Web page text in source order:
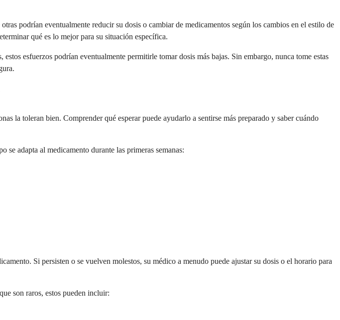
podrían eventualmente reducir su dosis o cambiar de medicamentos según los cambios en el estilo de
qué es lo mejor para su situación específica.
esfuerzos podrían eventualmente permitirle tomar dosis más bajas. Sin embargo, nunca tome estas
la toleran bien. Comprender qué esperar puede ayudarlo a sentirse más preparado y saber cuándo
se adapta al medicamento durante las primeras semanas:
Si persisten o se vuelven molestos, su médico a menudo puede ajustar su dosis o el horario para
son raros, estos pueden incluir: